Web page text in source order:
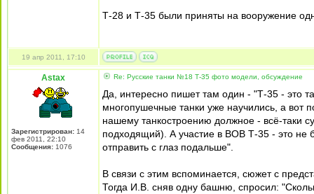
Т-28 и Т-35 были приняты на вооружение
19 апр 2011, 17:10
Astax
Зарегистрирован: 14
фев 2011, 22:10
Сообщения: 1076
Re: Русские танки №18 Т-35 фото модели, обсуждение
Да, интересно пишет там один - "Т-35 - это
многопушечные танки уже научились, а вот
нашему танкостроению должное - всё-таки
подходящий). А участие в ВОВ Т-35 - это не
отправить с глаз подальше".
В связи с этим вспоминается, сюжет с
Тогда И.В. сняв одну башню, спросил: